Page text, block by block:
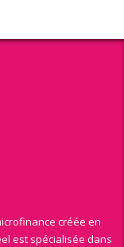
créée en
est spécialisée dans